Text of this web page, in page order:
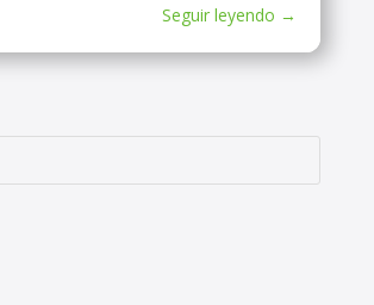
Seguir leyendo →